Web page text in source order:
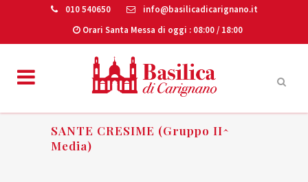
010 540650
info@basilicadicarignano.it
Orari Santa Messa di oggi : 08:00 / 18:00
SANTE CRESIME (Gruppo II^
Media)